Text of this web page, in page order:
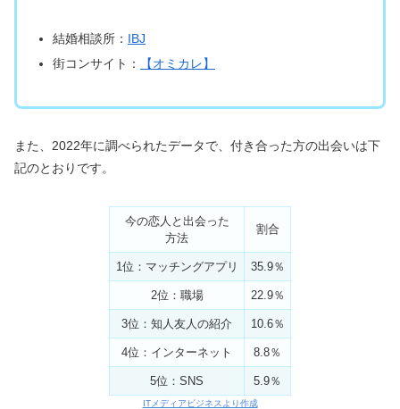
結婚相談所： IBJ
街コンサイト：
【オミカレ】
また、2022年に調べられたデータで、付き合った方の出会いは下
記のとおりです。
今の恋人と出会った
方法
割合
1位：マッチングアプリ 35.9％
2位：職場 22.9％
3位：知人友人の紹介 10.6％
4位：インターネット 8.8％
5位：SNS 5.9％
ITメディアビジネスより作成